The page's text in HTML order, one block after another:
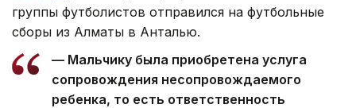
группы футболистов отправился на футбольные
сборы из Алматы в Анталью.
— Мальчику была приобретена услуга
сопровождения несопровождаемого
ребенка, то есть ответственность